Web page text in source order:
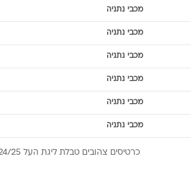
מכבי נתניה
מכבי נתניה
מכבי נתניה
מכבי נתניה
מכבי נתניה
מכבי נתניה
כרטיסים צהובים טבלת ליגת העל Winner 2024/25 כדורגל